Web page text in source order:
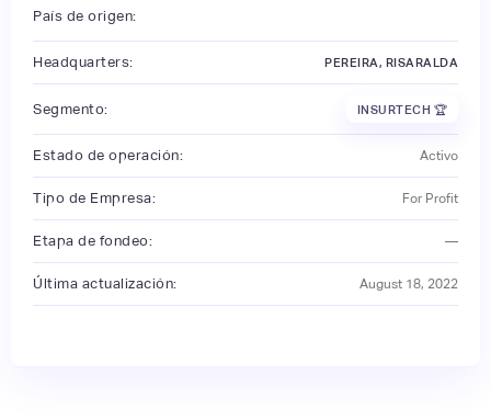
País de origen:
Headquarters: PEREIRA, RISARALDA
Segmento: INSURTECH 🏆
Estado de operación: Activo
Tipo de Empresa: For Profit
Etapa de fondeo: —
Última actualización: August 18, 2022